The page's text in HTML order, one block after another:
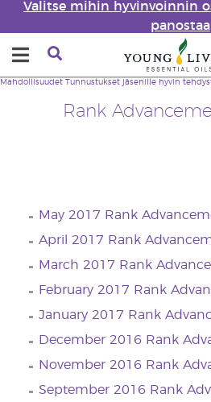
Valitse mihin hyvinvoinnin
panostaa
Rank
Mahdollisuudet Tunnustukset jäsenille hyvin
May 2017 Rank
April 2017 Rank
March 2017 Rank
February 2017 Rank
January 2017 Rank
December 2016 Rank
November 2016 Rank
September 2016 Rank